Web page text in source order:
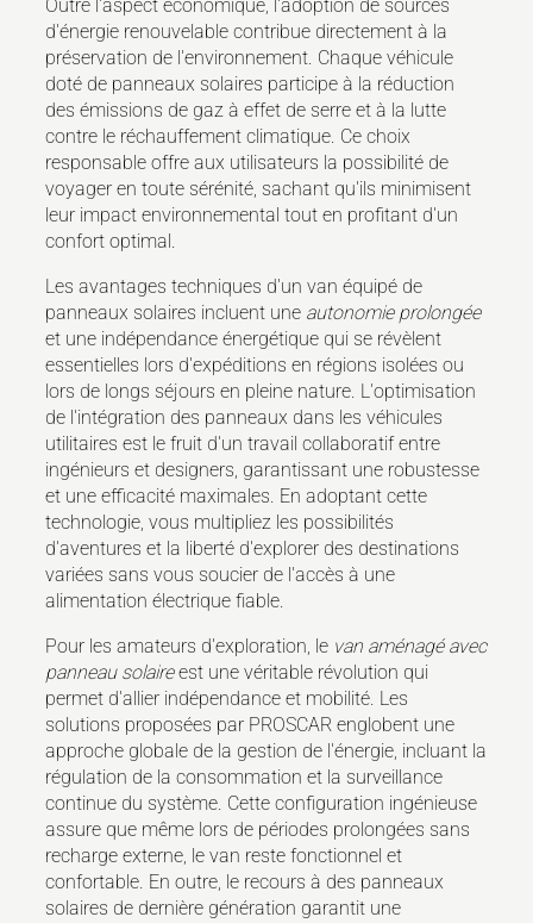
Outre l'aspect économique, l'adoption de sources
d'énergie renouvelable contribue directement à la
préservation de l'environnement. Chaque véhicule
doté de panneaux solaires participe à la réduction
des émissions de gaz à effet de serre et à la lutte
contre le réchauffement climatique. Ce choix
responsable offre aux utilisateurs la possibilité de
voyager en toute sérénité, sachant qu'ils minimisent
leur impact environnemental tout en profitant d'un
confort optimal.
Les avantages techniques d'un van équipé de
panneaux solaires incluent une autonomie prolongée
et une indépendance énergétique qui se révèlent
essentielles lors d'expéditions en régions isolées ou
lors de longs séjours en pleine nature. L'optimisation
de l'intégration des panneaux dans les véhicules
utilitaires est le fruit d'un travail collaboratif entre
ingénieurs et designers, garantissant une robustesse
et une efficacité maximales. En adoptant cette
technologie, vous multipliez les possibilités
d'aventures et la liberté d'explorer des destinations
variées sans vous soucier de l'accès à une
alimentation électrique fiable.
Pour les amateurs d'exploration, le van aménagé avec
panneau solaireest une véritable révolution qui
permet d'allier indépendance et mobilité. Les
solutions proposées par PROSCAR englobent une
approche globale de la gestion de l'énergie, incluant la
régulation de la consommation et la surveillance
continue du système. Cette configuration ingénieuse
assure que même lors de périodes prolongées sans
recharge externe, le van reste fonctionnel et
confortable. En outre, le recours à des panneaux
solaires de dernière génération garantit une